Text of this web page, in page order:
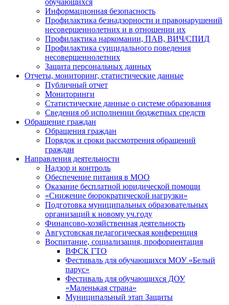
обучающихся
Информационная безопасность
Профилактика безнадзорности и правонарушений
несовершеннолетних и в отношении их
Профилактика наркомании, ПАВ, ВИЧ/СПИД
Профилактика суицидального поведения
несовершеннолетних
Защита персональных данных
Отчеты, мониторинг, статистические данные
Публичный отчет
Мониторинги
Статистические данные о системе образования
Сведения об исполнении бюджетных средств
Обращение граждан
Обращения граждан
Порядок и сроки рассмотрения обращений
граждан
Направления деятельности
Надзор и контроль
Обеспечение питания в МОО
Оказание бесплатной юридической помощи
«Снижение бюрократической нагрузки»
Подготовка муниципальных образовательных
организаций к новому уч.году
Финансово-хозяйственная деятельность
Августовская педагогическая конференция
Воспитание, социализация, профориентация
ВФСК ГТО
Фестиваль для обучающихся МОУ «Белый
парус»
Фестиваль для обучающихся ДОУ
«Маленькая страна»
Муниципальный этап Защиты